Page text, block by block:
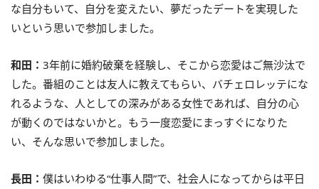
な自分もいて、自分を変えたい、夢だったデートを実現した
いという思いで参加しました。
和田： 3年前に婚約破棄を経験し、そこから恋愛はご無沙汰で
した。番組のことは友人に教えてもらい、バチェロレッテにな
れるような、人としての深みがある女性であれば、自分の心
が動くのではないかと。もう一度恋愛にまっすぐになりた
い、そんな思いで参加しました。
長田： 僕はいわゆる“仕事人間”で、社会人になってからは平日